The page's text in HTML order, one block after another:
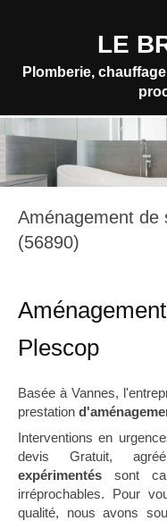
LE
Plomberie,
Aménagement de
(56890)
Plescop
Basée à Vannes,
prestation
Interventions en
devis Gratuit,
expérimentés sont
irréprochables. Pour
qualité, nous avons